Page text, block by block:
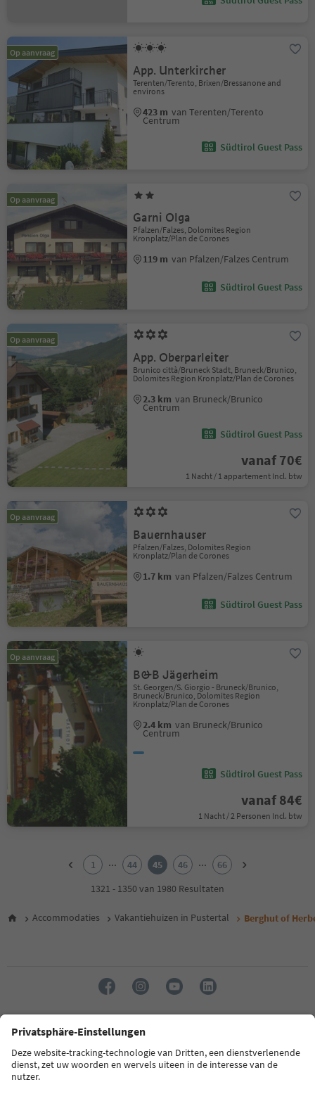
Op aanvraag
App. Unterkircher
Terenten/Terento, Brixen/Bressanone and
environs
423 m van Terenten/Terento
Centrum
Südtirol Guest Pass
Op aanvraag
Garni Olga
Pfalzen/Falzes, Dolomites Region
Kronplatz/Plan de Corones
119 m van Pfalzen/Falzes Centrum
Südtirol Guest Pass
Op aanvraag
App. Oberparleiter
Brunico città/Bruneck Stadt, Bruneck/Brunico,
Dolomites Region Kronplatz/Plan de Corones
2.3 km van Bruneck/Brunico
Centrum
Südtirol Guest Pass
vanaf 70€
1 Nacht / 1 appartement Incl. btw
Op aanvraag
Bauernhauser
Pfalzen/Falzes, Dolomites Region
Kronplatz/Plan de Corones
1.7 km van Pfalzen/Falzes Centrum
Südtirol Guest Pass
Op aanvraag
B&B Jägerheim
St. Georgen/S. Giorgio - Bruneck/Brunico,
Bruneck/Brunico, Dolomites Region
Kronplatz/Plan de Corones
2.4 km van Bruneck/Brunico
Centrum
Südtirol Guest Pass
vanaf 84€
1 Nacht / 2 Personen Incl. btw
6
13
14
16
17
18
1 ... 44 45 46 ...
66
1321 - 1350 van 1980 Resultaten
Accommodaties Vakantiehuizen in Pustertal Berghut of
Taal: Nederlands
FAQ Contactgegevens Pers MICE
Privacybeleid